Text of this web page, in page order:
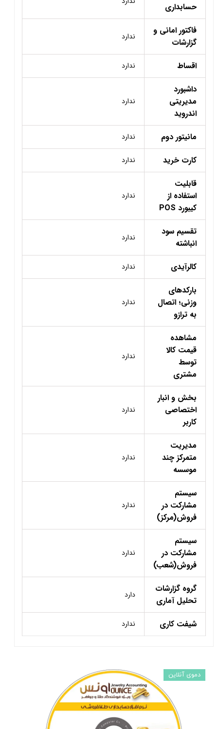
حسابداری
فاکتور امانی و
گزارشات
ندارد
اقساط ندارد
داشبورد
مدیریتی
اندروید
ندارد
مانیتور دوم ندارد
کارت خرید ندارد
قابلیت
استفاده از
کیبورد POS
ندارد
تقسیم سود
انباشته
ندارد
کالرآیدی ندارد
بارکدهای
وزنی؛ اتصال
به ترازو
ندارد
مشاهده
قیمت کالا
توسط
مشتری
ندارد
بخش و انبار
اختصاصی
کاربر
ندارد
مدیریت
متمرکز چند
موسسه
ندارد
سیستم
مشارکت در
فروش(مرکز)
ندارد
سیستم
مشارکت در
فروش(شعب)
ندارد
گروه گزارشات
تحلیل آماری
دارد
شیفت کاری ندارد
دموی آنلاین